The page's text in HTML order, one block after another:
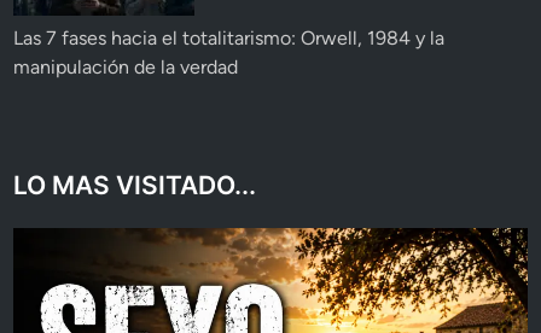
Las 7 fases hacia el totalitarismo: Orwell, 1984 y la
manipulación de la verdad
LO MAS VISITADO...